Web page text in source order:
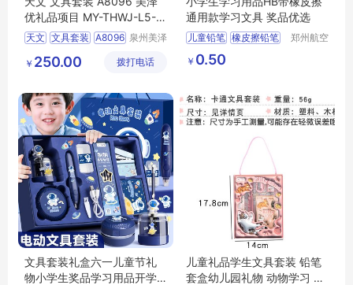
优礼品项目 MY-THWJ-L5-1
1天文 文具套装 A8096
11
泉州美泽
公司
￥ 250.00 拨打电话
通用款学习文具 奖品优选
儿童铅笔 橡皮擦铅笔
郑州航空
￥ 0.50
文具套装礼盒六一儿童节礼
物小学生奖品学习用品开学
儿童礼品学生文具套装 铅笔
套盒幼儿园礼物 动物学习 用